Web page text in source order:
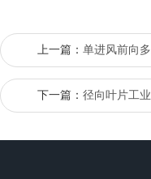
上一篇： 单进风前向
下一篇： 径向叶片工